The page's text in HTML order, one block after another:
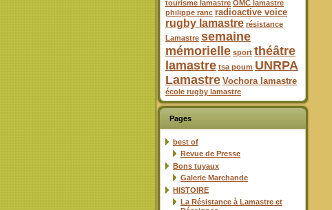
tourisme lamastre OMC lamastre
philippe ranc radioactive voice
rugby lamastre résistance
Lamastre semaine
mémorielle sport théâtre
lamastre tsa poum UNRPA
Lamastre Vochora lamastre
école rugby lamastre
Pages
best of
Revue de Presse
Bons tuyaux
Galerie Marchande
HISTOIRE
La Résistance à Lamastre et